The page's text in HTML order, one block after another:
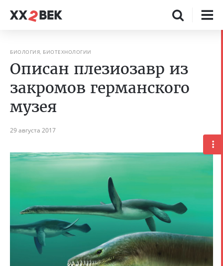
БИОЛОГИЯ, БИОТЕХНОЛОГИИ
Описан плезиозавр из
закромов германского
музея
29 августа 2017